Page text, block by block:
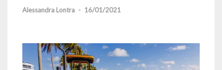
Alessandra Lontra - 16/01/2021